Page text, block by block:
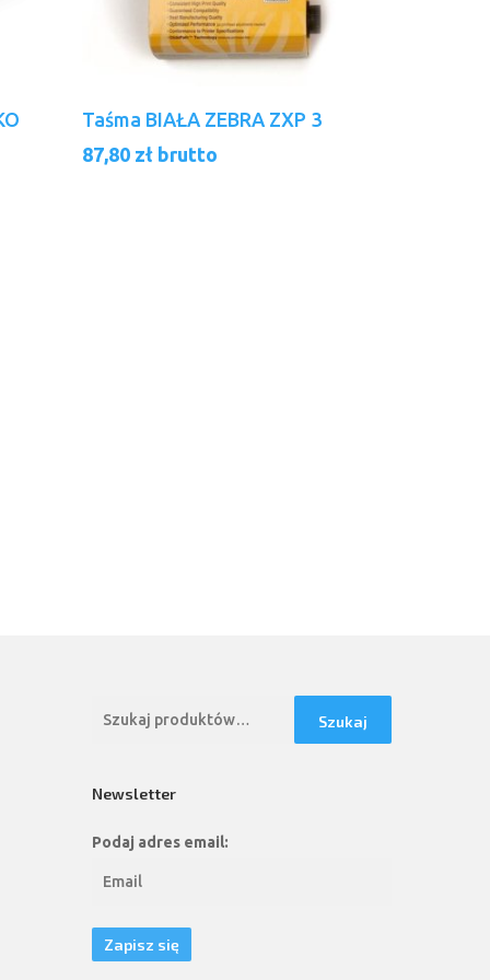
Dodaj Do Koszyka
Taśma BIAŁA ZEBRA ZXP 3
87,80 zł brutto
Szukaj
Newsletter
Podaj adres email: